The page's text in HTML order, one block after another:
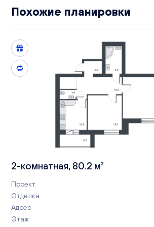
Похожие планировки
2-комнатная, 80.2 м²
Проект
Отделка
Адрес
Этаж